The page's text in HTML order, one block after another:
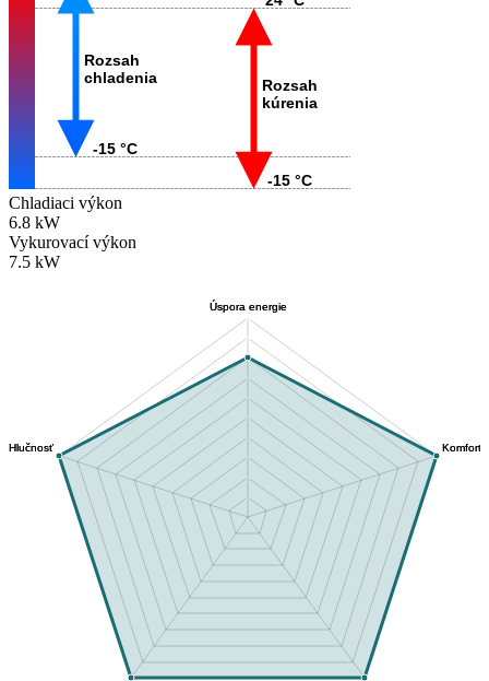
Rozsah
chladenia
Rozsah
kúrenia
-15 °C
-15 °C
Chladiaci výkon
6.8 kW
Vykurovací výkon
7.5 kW